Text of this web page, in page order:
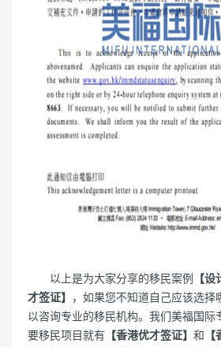
以上是为大家分享的移民案例
【
才签证】
，如果您不知道自己应该选择
以咨询专业的移民机构。我们美福国际
要移民项目就有 【香港优才签证】 和